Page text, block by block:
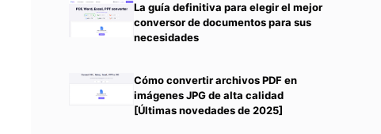
La guía definitiva para elegir el mejor
conversor de documentos para sus
necesidades
Cómo convertir archivos PDF en
imágenes JPG de alta calidad
[Últimas novedades de 2025]